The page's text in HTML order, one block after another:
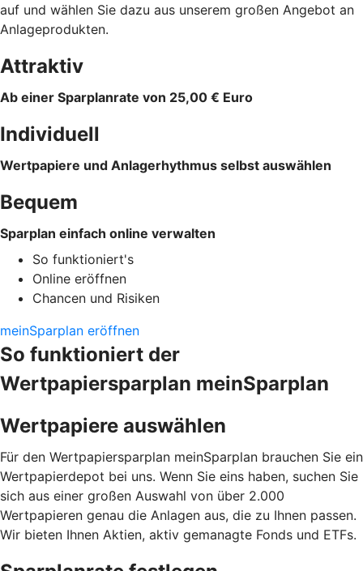
auf und wählen Sie dazu aus unserem großen Angebot an
Anlageprodukten.
Attraktiv
Ab einer Sparplanrate von 25,00 € Euro
Individuell
Wertpapiere und Anlagerhythmus selbst auswählen
Bequem
Sparplan einfach online verwalten
So funktioniert's
Online eröffnen
Chancen und Risiken
meinSparplan eröffnen
So funktioniert der
Wertpapiersparplan meinSparplan
Wertpapiere auswählen
Für den Wertpapiersparplan meinSparplan brauchen Sie ein
Wertpapierdepot bei uns. Wenn Sie eins haben, suchen Sie
sich aus einer großen Auswahl von über 2.000
Wertpapieren genau die Anlagen aus, die zu Ihnen passen.
Wir bieten Ihnen Aktien, aktiv gemanagte Fonds und ETFs.